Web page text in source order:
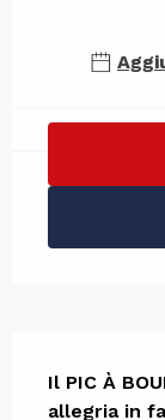
Il PIC À
allegria in